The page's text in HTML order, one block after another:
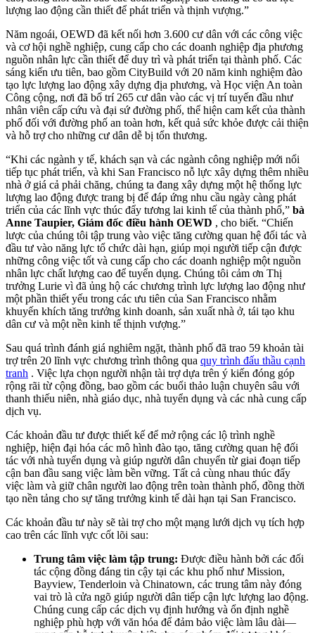
lượng lao động cần thiết để phát triển và thịnh vượng.”
Năm ngoái, OEWD đã kết nối hơn 3.600 cư dân với các công việc
và cơ hội nghề nghiệp, cung cấp cho các doanh nghiệp địa phương
nguồn nhân lực cần thiết để duy trì và phát triển tại thành phố. Các
sáng kiến ​​ưu tiên, bao gồm CityBuild với 20 năm kinh nghiệm đào
tạo lực lượng lao động xây dựng địa phương, và Học viện An toàn
Công cộng, nơi đã bố trí 265 cư dân vào các vị trí tuyến đầu như
nhân viên cấp cứu và đại sứ đường phố, thể hiện cam kết của thành
phố đối với đường phố an toàn hơn, kết quả sức khỏe được cải thiện
và hỗ trợ cho những cư dân dễ bị tổn thương.
“Khi các ngành y tế, khách sạn và các ngành công nghiệp mới nổi
tiếp tục phát triển, và khi San Francisco nỗ lực xây dựng thêm nhiều
nhà ở giá cả phải chăng, chúng ta đang xây dựng một hệ thống lực
lượng lao động được trang bị để đáp ứng nhu cầu ngày càng phát
triển của các lĩnh vực thúc đẩy tương lai kinh tế của thành phố,” bà
Anne Taupier, Giám đốc điều hành OEWD , cho biết. “Chiến
lược của chúng tôi tập trung vào việc tăng cường quan hệ đối tác và
đầu tư vào năng lực tổ chức dài hạn, giúp mọi người tiếp cận được
những công việc tốt và cung cấp cho các doanh nghiệp một nguồn
nhân lực chất lượng cao để tuyển dụng. Chúng tôi cảm ơn Thị
trưởng Lurie vì đã ủng hộ các chương trình lực lượng lao động như
một phần thiết yếu trong các ưu tiên của San Francisco nhằm
khuyến khích tăng trưởng kinh doanh, sản xuất nhà ở, tái tạo khu
dân cư và một nền kinh tế thịnh vượng.”
Sau quá trình đánh giá nghiêm ngặt, thành phố đã trao 59 khoản tài
trợ trên 20 lĩnh vực chương trình thông qua quy trình đấu thầu cạnh
tranh . Việc lựa chọn người nhận tài trợ dựa trên ý kiến ​​đóng góp
rộng rãi từ cộng đồng, bao gồm các buổi thảo luận chuyên sâu với
thanh thiếu niên, nhà giáo dục, nhà tuyển dụng và các nhà cung cấp
dịch vụ.
Các khoản đầu tư được thiết kế để mở rộng các lộ trình nghề
nghiệp, hiện đại hóa các mô hình đào tạo, tăng cường quan hệ đối
tác với nhà tuyển dụng và giúp người dân chuyển từ giai đoạn tiếp
cận ban đầu sang việc làm bền vững. Tất cả cùng nhau thúc đẩy
việc làm và giữ chân người lao động trên toàn thành phố, đồng thời
tạo nền tảng cho sự tăng trưởng kinh tế dài hạn tại San Francisco.
Các khoản đầu tư này sẽ tài trợ cho một mạng lưới dịch vụ tích hợp
cao trên các lĩnh vực cốt lõi sau:
Trung tâm việc làm tập trung: Được điều hành bởi các đối
tác cộng đồng đáng tin cậy tại các khu phố như Mission,
Bayview, Tenderloin và Chinatown, các trung tâm này đóng
vai trò là cửa ngõ giúp người dân tiếp cận lực lượng lao động.
Chúng cung cấp các dịch vụ định hướng và ổn định nghề
nghiệp phù hợp với văn hóa để đảm bảo việc làm lâu dài—